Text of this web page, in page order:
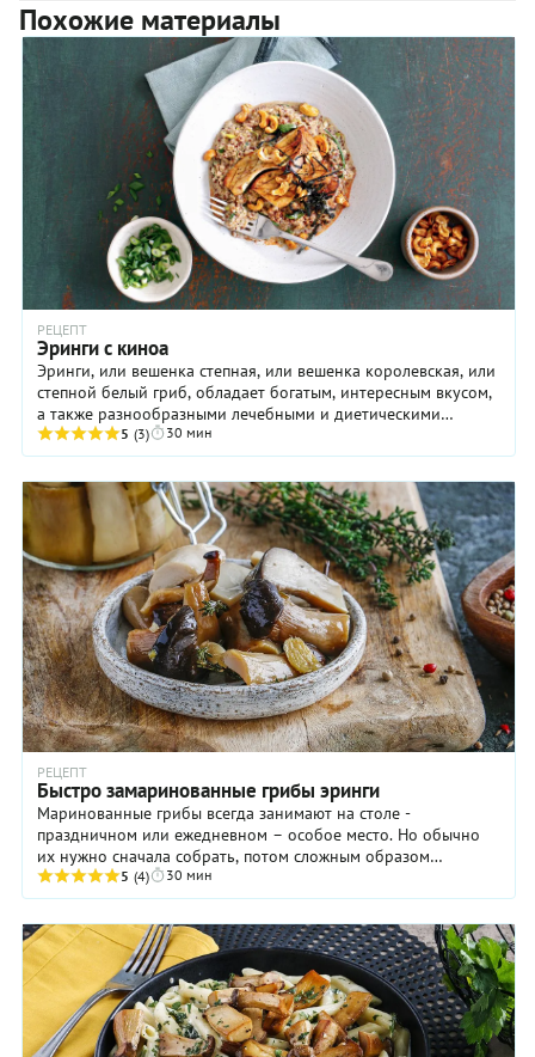
Похожие материалы
РЕЦЕПТ
Эринги с киноа
Эринги, или вешенка степная, или вешенка королевская, или
степной белый гриб, обладает богатым, интересным вкусом,
а также разнообразными лечебными и диетическими
свойствами.5 (3) 30 мин
РЕЦЕПТ
Быстро замаринованные грибы эринги
Маринованные грибы всегда занимают на столе -
праздничном или ежедневном – особое место. Но обычно
их нужно сначала собрать, потом сложным образом
закатать, где-то найти место для хранения, да чтоб не ...
5 (4) 30 мин